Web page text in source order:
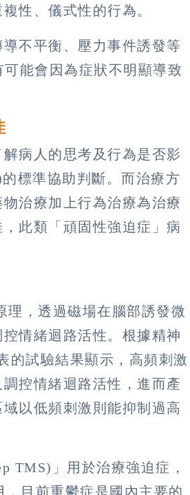
性、儀式性的行為。
不平衡、壓力事件誘發等
能會因為症狀不明顯導致
病人的思考及行為是否影
標準協助判斷。而治療方
治療加上行為治療為治療
此類「頑固性強迫症」病
理，透過磁場在腦部誘發微
情緒迴路活性。根據精神
的試驗結果顯示，高頻刺激
控情緒迴路活性，進而產
以低頻刺激則能抑制過高
TMS)」用於治療強迫症，
目前重鬱症是國內主要的